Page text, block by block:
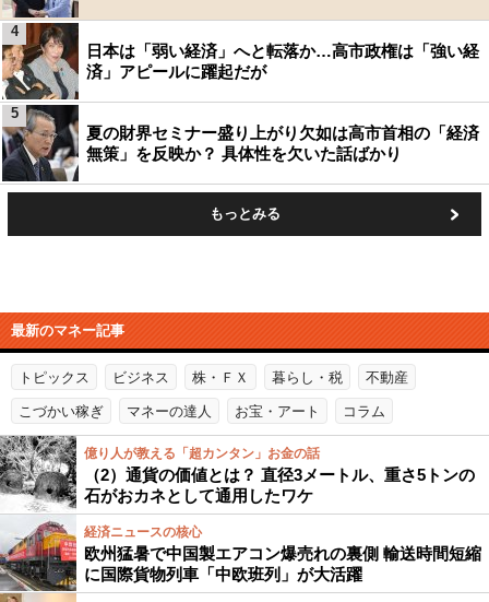
日本は「弱い経済」へと転落か…高市政権は「強い経
済」アピールに躍起だが
4
夏の財界セミナー盛り上がり欠如は高市首相の「経済
無策」を反映か？ 具体性を欠いた話ばかり
5
もっとみる
最新のマネー記事
トピックス ビジネス 株・ＦＸ 暮らし・税 不動産
こづかい稼ぎ マネーの達人 お宝・アート コラム
億り人が教える「超カンタン」お金の話
（2）通貨の価値とは？ 直径3メートル、重さ5トンの
石がおカネとして通用したワケ
経済ニュースの核心
欧州猛暑で中国製エアコン爆売れの裏側 輸送時間短縮
に国際貨物列車「中欧班列」が大活躍